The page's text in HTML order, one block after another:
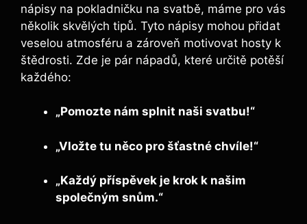
nápisy na pokladničku na svatbě, máme pro vás
několik skvělých tipů. Tyto nápisy mohou přidat
veselou atmosféru a zároveň motivovat hosty k
štědrosti. Zde je pár nápadů, které určitě potěší
každého:
„Pomozte nám splnit naši svatbu!“
„Vložte tu něco pro šťastné chvíle!“
„Každý příspěvek je krok k našim
společným snům.“